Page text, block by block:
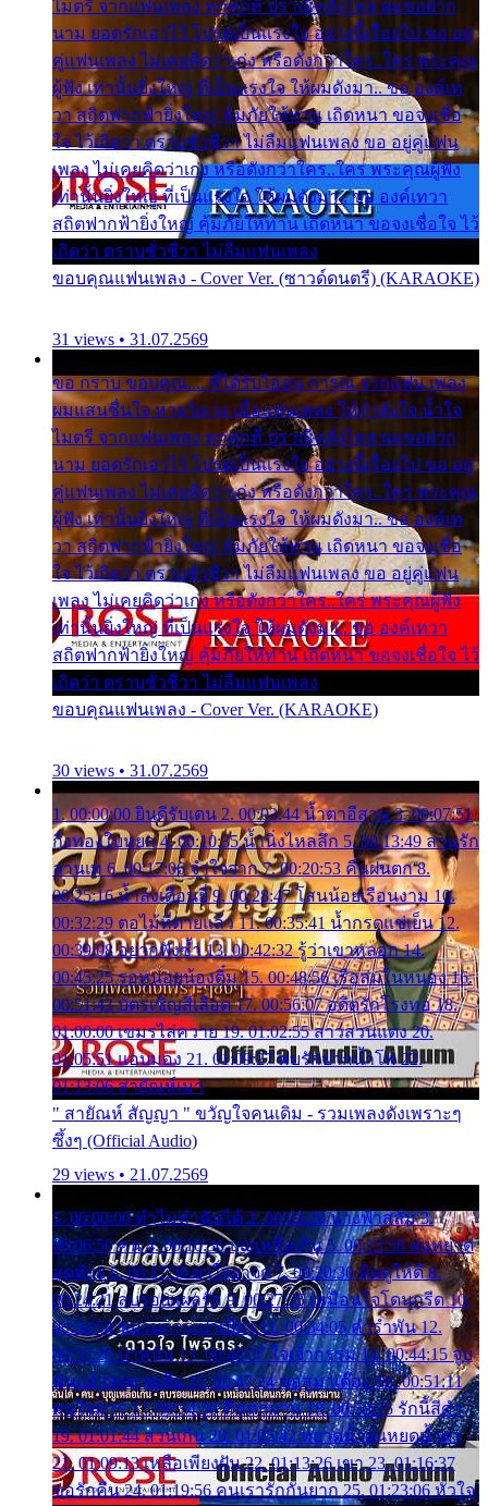
ไมตรี จากแฟนเพลง ทุกทุกที่ ปราณีหลั่งไหล ผมขอฝาก
นาม ยอดรักเอาไว้ โปรดเป็นแรงใจ อย่างนี้เรื่อยไป ขอ อยู่
คู่แฟนเพลง ไม่เคยคิดว่าเก่ง หรือดังกว่าใคร..ใคร พระคุณ
ผู้ฟัง เท่านั้นยิ่งใหญ่ ที่เป็นแรงใจ ให้ผมดังมา.. ขอ องค์เท
วา สถิตฟากฟ้ายิ่งใหญ่ คุ้มภัยให้ท่าน เถิดหนา ขอจงเชื่อ
ใจ ไว้เถิดว่า ตราบชั่วชีวา ไม่ลืมแฟนเพลง ขอ อยู่คู่แฟน
เพลง ไม่เคยคิดว่าเก่ง หรือดังกว่าใคร..ใคร พระคุณผู้ฟัง
เท่านั้นยิ่งใหญ่ ที่เป็นแรงใจ ให้ผมดังมา.. ขอ องค์เทวา
สถิตฟากฟ้ายิ่งใหญ่ คุ้มภัยให้ท่าน เถิดหนา ขอจงเชื่อใจ ไว้
เถิดว่า ตราบชั่วชีวา ไม่ลืมแฟนเพลง
ขอบคุณแฟนเพลง - Cover Ver. (ซาวด์ดนตรี) (KARAOKE)
31 views • 31.07.2569
ขอ กราบ ขอบคุณ.... ที่ได้รับไออุ่น การุณ จากแฟน เพลง
ผมแสนชื่นใจ หายวังเวง เมื่อแฟนเพลง ให้กำลังใจ น้ำใจ
ไมตรี จากแฟนเพลง ทุกทุกที่ ปราณีหลั่งไหล ผมขอฝาก
นาม ยอดรักเอาไว้ โปรดเป็นแรงใจ อย่างนี้เรื่อยไป ขอ อยู่
คู่แฟนเพลง ไม่เคยคิดว่าเก่ง หรือดังกว่าใคร..ใคร พระคุณ
ผู้ฟัง เท่านั้นยิ่งใหญ่ ที่เป็นแรงใจ ให้ผมดังมา.. ขอ องค์เท
วา สถิตฟากฟ้ายิ่งใหญ่ คุ้มภัยให้ท่าน เถิดหนา ขอจงเชื่อ
ใจ ไว้เถิดว่า ตราบชั่วชีวา ไม่ลืมแฟนเพลง ขอ อยู่คู่แฟน
เพลง ไม่เคยคิดว่าเก่ง หรือดังกว่าใคร..ใคร พระคุณผู้ฟัง
เท่านั้นยิ่งใหญ่ ที่เป็นแรงใจ ให้ผมดังมา.. ขอ องค์เทวา
สถิตฟากฟ้ายิ่งใหญ่ คุ้มภัยให้ท่าน เถิดหนา ขอจงเชื่อใจ ไว้
เถิดว่า ตราบชั่วชีวา ไม่ลืมแฟนเพลง
ขอบคุณแฟนเพลง - Cover Ver. (KARAOKE)
30 views • 31.07.2569
1. 00:00:00 ยินดีรับเดน 2. 00:03:44 น้ำตาอีสาน 3. 00:07:51
กิ่งทองใบหยก 4. 00:10:35 น้ำนิ่งไหลลึก 5. 00:13:49 ลานรัก
ลานเท 6. 00:17:06 จำใจจาก 7. 00:20:53 คืนฝนตก 8.
00:25:16 น้ำลงเดือนยี่ 9. 00:28:47 โสนน้อยเรือนงาม 10.
00:32:29 ตอไม้ที่ตายแล้ว 11. 00:35:41 น้ำกรดแช่เย็น 12.
00:39:08 อยากฟังซ้ำ 13. 00:42:32 รู้ว่าเขาหลอก 14.
00:45:25 รอหน่อยน้องติ๋ม 15. 00:48:56 เรือล่มในหนอง 16.
00:51:43 บัตรเชิญสีเลือด 17. 00:56:07 อดีตรักโรงทอ 18.
01:00:00 เขมรไล่ควาย 19. 01:02:55 สาวสวนแตง 20.
01:05:51 แอบมอง 21. 01:09:27 พบรักปากน้ำโพ 22.
01:13:06 สายัณห์เมา
" สายัณห์ สัญญา " ขวัญใจคนเดิม - รวมเพลงดังเพราะๆ
ซึ้งๆ (Official Audio)
29 views • 21.07.2569
1. 00:00:00 ทำไมทำฉันได้ 2. 00:03:20 นางฟ้าสลัม 3.
00:06:50 คน 4. 00:10:36 บุญเหลือเกิน 5. 00:13:58 ฝนหยาด
สุดท้าย 6. 00:17:30 ยาใจยาจก 7. 00:20:30 คิดดูให้ดี 8.
00:24:21 ลบรอยแผลรัก 9. 00:27:35 เหมือนใจโดนกรีด 10.
00:30:54 ขบวนการเปาเปียว 11. 00:34:05 คำรำพัน 12.
00:37:20 ปาหนัน 13. 00:40:37 ใจเจ้ากรรม 14. 00:44:15 จูบ
ฉันแล้วจงตายเสีย 15. 00:47:24 ขอสูมาเต๊อะ 16. 00:51:11
คนใจมาร 17. 00:54:50 คืนทรมาน 18. 00:58:25 รักนี้สีดำ
19. 01:01:44 ส่วนเกิน 20. 01:05:42 หยาดน้ำฝนหยดน้ำตา
21. 01:09:13 เหลือเพียงฝัน 22. 01:13:26 เขา 23. 01:16:37
ขอรักคืน 24. 01:19:56 คนเรารักกันยาก 25. 01:23:06 หัวใจ